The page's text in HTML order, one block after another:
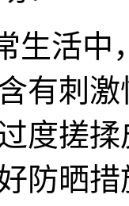
生活中
有刺
度搓
防晒